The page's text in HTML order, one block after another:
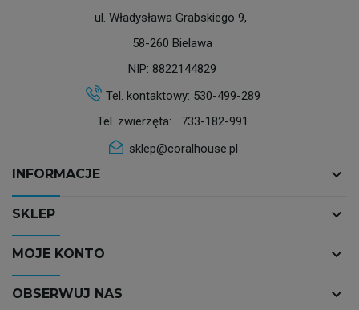
ul. Władysława Grabskiego 9,
58-260 Bielawa
NIP: 8822144829
Tel. kontaktowy: 530-499-289
Tel. zwierzęta: 733-182-991
sklep@coralhouse.pl
INFORMACJE keyboard_arrow_down
SKLEP keyboard_arrow_down
MOJE KONTO keyboard_arrow_down
OBSERWUJ NAS keyboard_arrow_down